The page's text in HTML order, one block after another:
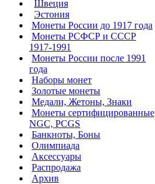
Швеция
Эстония
Монеты России до 1917 года
Монеты РСФСР и СССР
1917-1991
Монеты России после 1991
года
Наборы монет
Золотые монеты
Медали, Жетоны, Знаки
Монеты сертифицированные
NGC, PCGS
Банкноты, Боны
Олимпиада
Аксессуары
Распродажа
Архив